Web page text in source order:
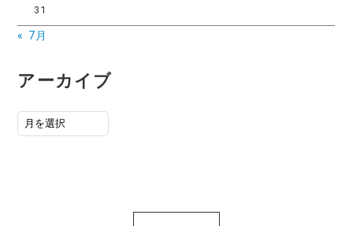
31
« 7月
アーカイブ
ア
ー